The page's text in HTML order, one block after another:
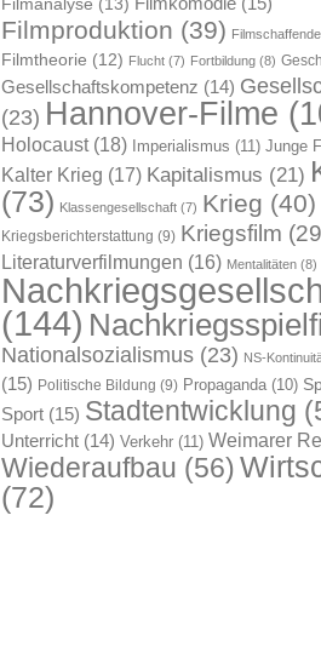
Filmproduktion (39) Filmschaffende
Filmtheorie (12) Flucht (7) Fortbildung (8)
Gesellschaftskompetenz (14)
(23) Hannover-Filme
Holocaust(18) Imperialismus (11) Junge
Kalter Krieg (17) Kapitalismus (21)
(73) Klassengesellschaft (7) Krieg (40)
Kriegsberichterstattung (9) Kriegsfilm
Literaturverfilmungen (16) Mentalitäten (8)
(144)
Nationalsozialismus (23) NS-
(15) Politische Bildung (9) Propaganda (10)
Sport (15) Stadtentwicklung
Unterricht (14) Verkehr (11) Weimarer
Wiederaufbau (56)
(72)